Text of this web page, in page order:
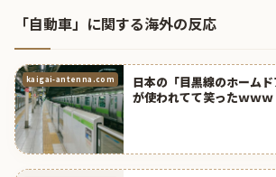
「自動車」に関する海外の反応
kaigai-antenna.com
日本の「目黒線のホーム
が使われてて笑ったｗｗｗ